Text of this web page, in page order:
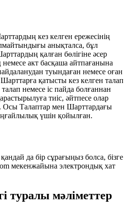
кез келген ережесінің
анықталса, бұл
қалған бөлігіне әсер
немесе акт басқаша айтпағанына
туындаған немесе оған
қатысты кез келген талап
немесе іс пайда болғаннан
тиіс, әйтпесе олар
Осы Талаптар мен Шарттардағы
үшін қойылған.
да бір сұрағыңыз болса, бізге
мекенжайына электрондық хат
туралы мәліметтер